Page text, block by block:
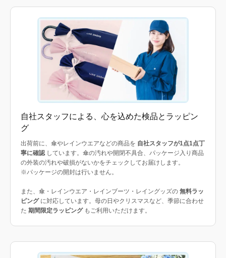
自社スタッフによる、心を込めた検品とラッピン
グ
出荷前に、傘やレインウエアなどの商品を 自社スタッフが1点1点丁
寧に確認 しています。傘の汚れや開閉不具合、パッケージ入り商品
の外装の汚れや破損がないかをチェックしてお届けします。
※パッケージの開封は行いません。
また、傘・レインウエア・レインブーツ・レイングッズの 無料ラッ
ピングに対応しています。母の日やクリスマスなど、季節に合わせ
た 期間限定ラッピングもご利用いただけます。